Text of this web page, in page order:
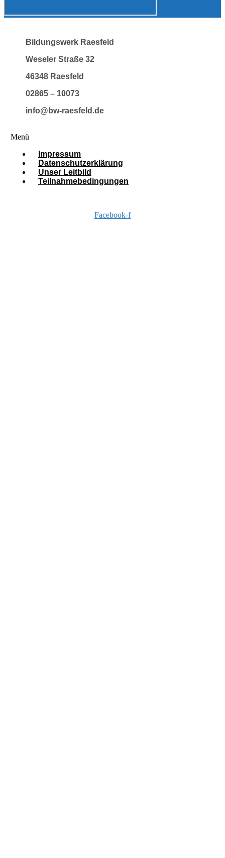
Bildungswerk Raesfeld
Weseler Straße 32
46348 Raesfeld
02865 – 10073
info@bw-raesfeld.de
Menü
Impressum
Datenschutzerklärung
Unser Leitbild
Teilnahmebedingungen
Facebook-f